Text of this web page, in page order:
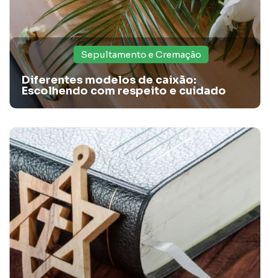
Homenagens memoráveis: ideias para honrar
Quer homenagear um ente querido que se foi? Confira
ideias de homenagens memoráveis para quem amamos.
Saiba mais!
Sepultamento e Cremação
Diferentes modelos de caixão:
Escolhendo com respeito e cuidado